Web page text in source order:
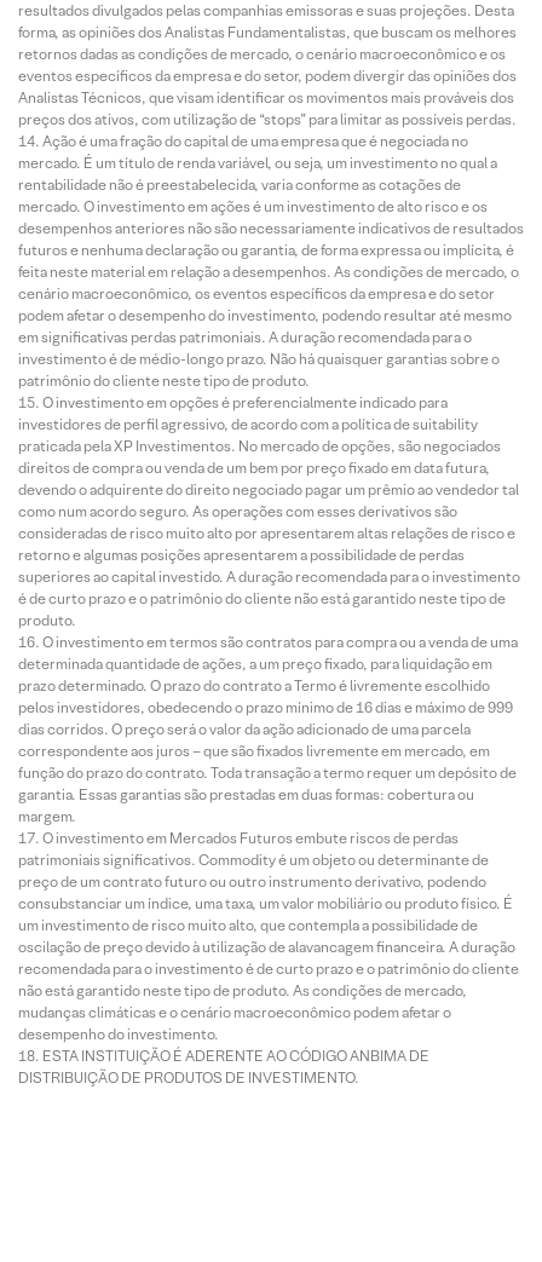
resultados divulgados pelas companhias emissoras e suas projeções. Desta
forma, as opiniões dos Analistas Fundamentalistas, que buscam os melhores
retornos dadas as condições de mercado, o cenário macroeconômico e os
eventos específicos da empresa e do setor, podem divergir das opiniões dos
Analistas Técnicos, que visam identificar os movimentos mais prováveis dos
preços dos ativos, com utilização de “stops” para limitar as possíveis perdas.
Ação é uma fração do capital de uma empresa que é negociada no
mercado. É um título de renda variável, ou seja, um investimento no qual a
rentabilidade não é preestabelecida, varia conforme as cotações de
mercado. O investimento em ações é um investimento de alto risco e os
desempenhos anteriores não são necessariamente indicativos de resultados
futuros e nenhuma declaração ou garantia, de forma expressa ou implícita, é
feita neste material em relação a desempenhos. As condições de mercado, o
cenário macroeconômico, os eventos específicos da empresa e do setor
podem afetar o desempenho do investimento, podendo resultar até mesmo
em significativas perdas patrimoniais. A duração recomendada para o
investimento é de médio-longo prazo. Não há quaisquer garantias sobre o
patrimônio do cliente neste tipo de produto.
O investimento em opções é preferencialmente indicado para
investidores de perfil agressivo, de acordo com a política de suitability
praticada pela XP Investimentos. No mercado de opções, são negociados
direitos de compra ou venda de um bem por preço fixado em data futura,
devendo o adquirente do direito negociado pagar um prêmio ao vendedor tal
como num acordo seguro. As operações com esses derivativos são
consideradas de risco muito alto por apresentarem altas relações de risco e
retorno e algumas posições apresentarem a possibilidade de perdas
superiores ao capital investido. A duração recomendada para o investimento
é de curto prazo e o patrimônio do cliente não está garantido neste tipo de
produto.
O investimento em termos são contratos para compra ou a venda de uma
determinada quantidade de ações, a um preço fixado, para liquidação em
prazo determinado. O prazo do contrato a Termo é livremente escolhido
pelos investidores, obedecendo o prazo mínimo de 16 dias e máximo de 999
dias corridos. O preço será o valor da ação adicionado de uma parcela
correspondente aos juros – que são fixados livremente em mercado, em
função do prazo do contrato. Toda transação a termo requer um depósito de
garantia. Essas garantias são prestadas em duas formas: cobertura ou
margem.
O investimento em Mercados Futuros embute riscos de perdas
patrimoniais significativos. Commodity é um objeto ou determinante de
preço de um contrato futuro ou outro instrumento derivativo, podendo
consubstanciar um índice, uma taxa, um valor mobiliário ou produto físico. É
um investimento de risco muito alto, que contempla a possibilidade de
oscilação de preço devido à utilização de alavancagem financeira. A duração
recomendada para o investimento é de curto prazo e o patrimônio do cliente
não está garantido neste tipo de produto. As condições de mercado,
mudanças climáticas e o cenário macroeconômico podem afetar o
desempenho do investimento.
ESTA INSTITUIÇÃO É ADERENTE AO CÓDIGO ANBIMA DE
DISTRIBUIÇÃO DE PRODUTOS DE INVESTIMENTO.